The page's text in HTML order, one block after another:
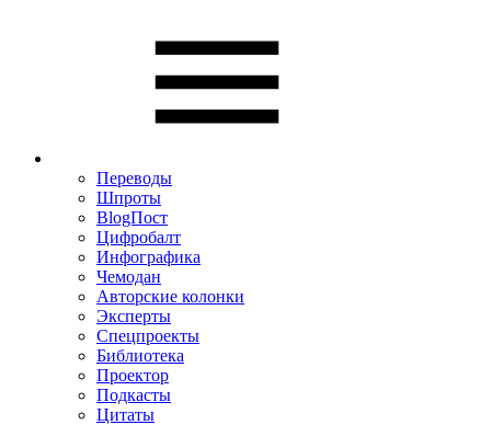
Переводы
Шпроты
BlogПост
Цифробалт
Инфографика
Чемодан
Авторские колонки
Эксперты
Спецпроекты
Библиотека
Проектор
Подкасты
Цитаты